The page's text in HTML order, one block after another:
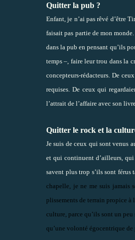
Quitter la pub ?
Enfant, je n’ai pas rêvé d’être
faisait pas partie de mon
dans la pub en pensant qu’ils
temps –, faire leur trou dans la
concepteurs-rédacteurs. De
requises. De ceux qui
l’attrait de l’affaire avec son
Quitter le rock et la
Je suis de ceux qui sont venus
et qui continuent d’ailleurs, qui
savent plus trop s’ils sont férus
chapelle, je ne me suis jamais
plissements de terrain propice à
culture, parce qu’ils sont un
qu’une volonté égocentrique de